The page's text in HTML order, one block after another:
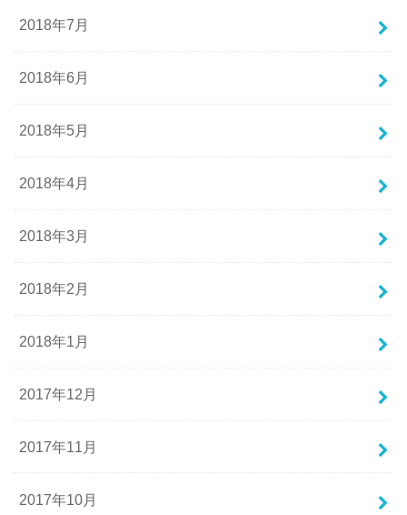
2018年7月
2018年6月
2018年5月
2018年4月
2018年3月
2018年2月
2018年1月
2017年12月
2017年11月
2017年10月